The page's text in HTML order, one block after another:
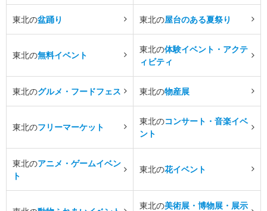
東北の盆踊り 東北の屋台のある夏祭り
東北の無料イベント
東北の体験イベント・アクテ
ィビティ
東北のグルメ・フードフェス 東北の物産展
東北のフリーマーケット
東北のコンサート・音楽イベ
ント
東北のアニメ・ゲームイベン
ト
東北の花イベント
東北の美術展・博物展・展示